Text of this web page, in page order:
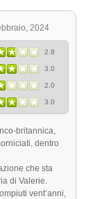
2024
2.8
3.0
2.0
3.0
britannica,
dentro
che sta
di Valerie.
vent’anni,